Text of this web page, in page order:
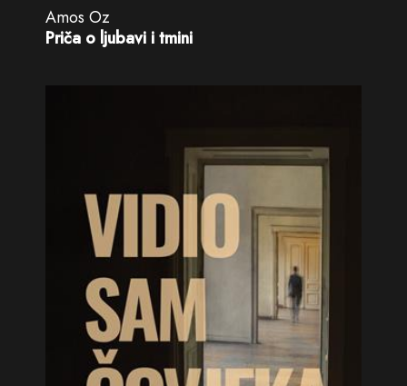
Amos Oz
Priča o ljubavi i tmini